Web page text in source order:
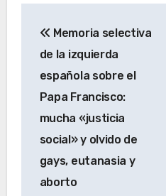
de
entradas
Memoria selectiva
de la izquierda
española sobre el
Papa Francisco:
mucha «justicia
social» y olvido de
gays, eutanasia y
aborto